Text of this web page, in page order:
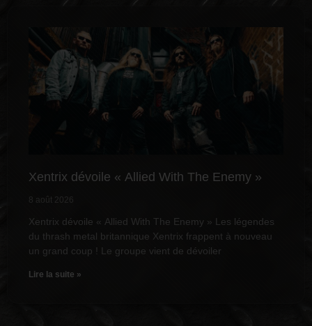
Xentrix dévoile « Allied With The Enemy »
8 août 2026
Xentrix dévoile « Allied With The Enemy » Les légendes
du thrash metal britannique Xentrix frappent à nouveau
un grand coup ! Le groupe vient de dévoiler
Lire la suite »